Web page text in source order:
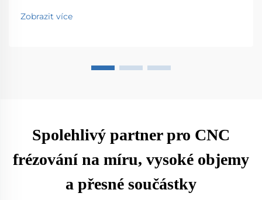
bezpečnost. Objevte jejich vliv na efektivitu a inovace.
Zobrazit více
Spolehlivý partner pro CNC
frézování na míru, vysoké objemy
a přesné součástky